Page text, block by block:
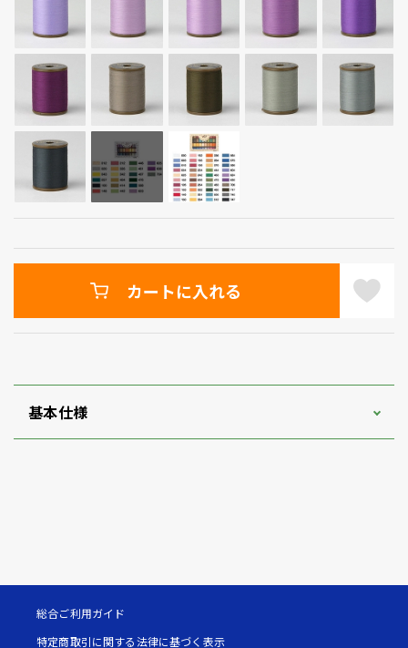
カートに入れる
基本仕様
総合ご利用ガイド
特定商取引に関する法律に基づく表示